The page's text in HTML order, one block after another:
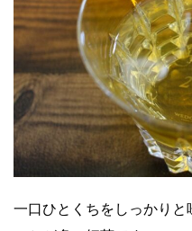
一口ひとくちをしっかり